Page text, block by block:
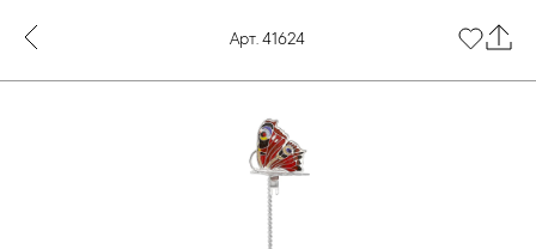
Арт. 41624